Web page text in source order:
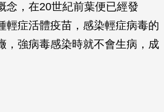
念，在20世紀前葉便已經發
輕症活體疫苗，感染輕症病毒的
，強病毒感染時就不會生病，成